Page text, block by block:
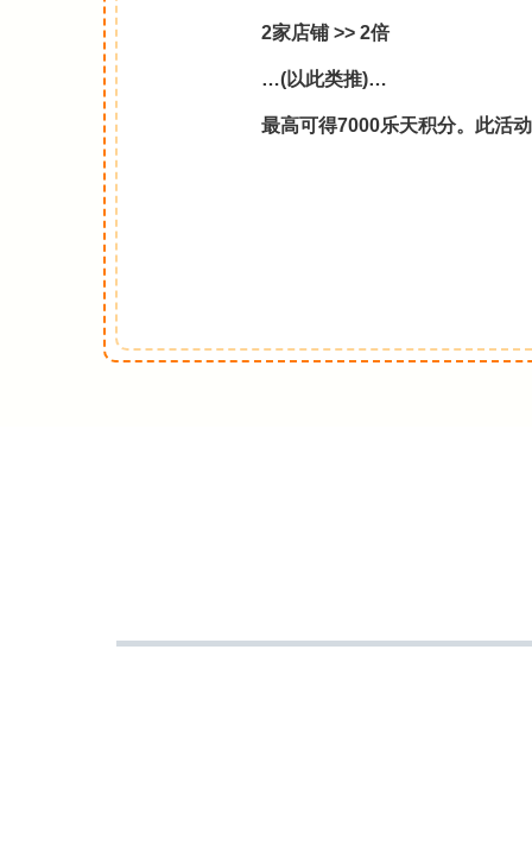
2家店铺 >> 2倍
…(以此类推)…
最高可得7000乐天积分。此活